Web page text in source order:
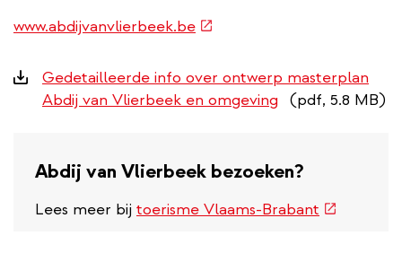
www.abdijvanvlierbeek.be(externe
Downloads
Gedetailleerde info over ontwerp masterplan
Abdij van Vlierbeek en omgeving
(pdf, 5.8 MB)
Abdij van Vlierbeek bezoeken?
Lees meer bij toerisme Vlaams-Brabant (externe